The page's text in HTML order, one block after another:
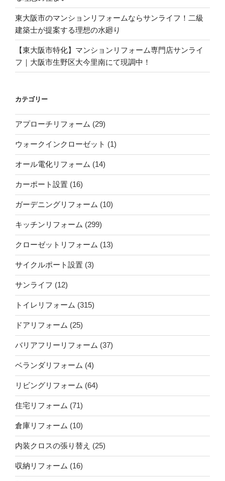
東大阪市のマンションリフォームならサンライフ！二級
建築士が提案する理想の水廻り
【東大阪市特化】マンションリフォーム専門店サンライ
フ｜大阪市生野区大今里南にて現調中！
カテゴリー
アプローチリフォーム (29)
ウォークインクローゼット (1)
オール電化リフォーム (14)
カーポート設置 (16)
ガーデニングリフォーム (10)
キッチンリフォーム (299)
クローゼットリフォーム (13)
サイクルポート設置 (3)
サンライフ (12)
トイレリフォーム (315)
ドアリフォーム (25)
バリアフリーリフォーム (37)
ベランダリフォーム (4)
リビングリフォーム (64)
住宅リフォーム (71)
倉庫リフォーム (10)
内装クロスの張り替え (25)
収納リフォーム (16)